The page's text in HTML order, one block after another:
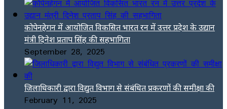
कोपेनहेगन में आयोजित विकसित भारत रन में उत्तर प्रदेश के उद्यान
मंत्री दिनेश प्रताप सिंह की सहभागिता
September 28, 2025
जिलाधिकारी द्वारा विद्युत विभाग से संबंधित प्रकरणों की समीक्षा की
February 11, 2025